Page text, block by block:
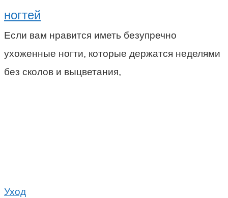
ногтей
Если вам нравится иметь безупречно
ухоженные ногти, которые держатся неделями
без сколов и выцветания,
Уход